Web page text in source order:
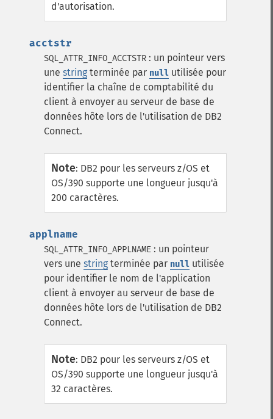
d'autorisation.
acctstr
SQL_ATTR_INFO_ACCTSTR : un pointeur vers
une string terminée par null utilisée pour
identifier la chaîne de comptabilité du
client à envoyer au serveur de base de
données hôte lors de l'utilisation de DB2
Connect.
Note: DB2 pour les serveurs z/OS et
OS/390 supporte une longueur jusqu'à
200 caractères.
applname
SQL_ATTR_INFO_APPLNAME : un pointeur
vers une string terminée par null utilisée
pour identifier le nom de l'application
client à envoyer au serveur de base de
données hôte lors de l'utilisation de DB2
Connect.
Note: DB2 pour les serveurs z/OS et
OS/390 supporte une longueur jusqu'à
32 caractères.